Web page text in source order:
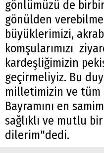
gönlümüzü de
gönülden
büyüklerimizi,
komşularımızı
kardeşliğimizin
geçirmeliyiz. Bu
milletimizin ve tüm
Bayramını en
sağlıklı ve mutlu
dilerim"dedi.